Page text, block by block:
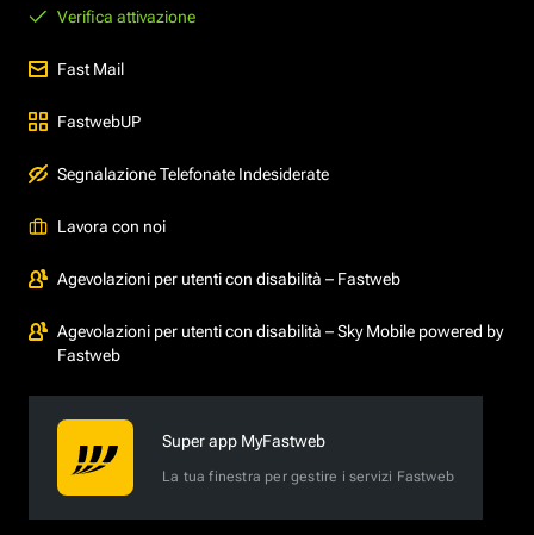
Verifica attivazione
Fast Mail
FastwebUP
Segnalazione Telefonate Indesiderate
Lavora con noi
Agevolazioni per utenti con disabilità – Fastweb
Agevolazioni per utenti con disabilità – Sky Mobile powered by
Fastweb
Super app MyFastweb
La tua finestra per gestire i servizi Fastweb